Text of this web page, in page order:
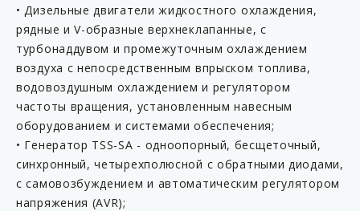
• Дизельные двигатели жидкостного охлаждения,
рядные и V-образные верхнеклапанные, с
турбонаддувом и промежуточным охлаждением
воздуха с непосредственным впрыском топлива,
водовоздушным охлаждением и регулятором
частоты вращения, установленным навесным
оборудованием и системами обеспечения;
• Генератор TSS-SA - одноопорный, беcщеточный,
синхронный, четырехполюсной с обратными диодами,
с самовозбуждением и автоматическим регулятором
напряжения (AVR);